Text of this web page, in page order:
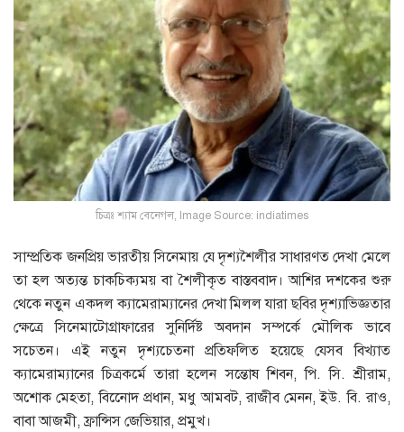
চিত্রঃ শ্যাম বেনেগল, Image Source: indiatimes
সাম্প্রতিক জনপ্রিয় ভারতীয় সিনেমায় যে দৃশ্যশৈলীর সাধারণত দেখা মেলে
তা হল অত্যন্ত চাকচিক্যময় বা শৈলীকৃত বাস্তববাদ। আশির দশকের শুরু
থেকে নতুন একদল ক্যামেরাম্যানের দেখা মিলল যারা ছবির দৃশ্যাভিজ্ঞতার
ক্ষেত্রে সিনেমাটোগ্রাফারের সুনির্দিষ্ট অবদান সম্পর্কে মৌলিক ভাবে
সচেতন। এই নতুন দৃশ্যচেতনা প্রতিফলিত হয়েছে যেসব বিখ্যাত
ক্যামেরাম্যানের চিত্রকর্মে তারা হলেন সন্তোষ শিবন, পি. সি. শ্রীরাম,
অশােক মেহতা, বিনোেদ প্রধান, মধু আমবট, রাজীব মেনন, ইউ. বি. রাও,
বাবা আজমী, ফ্রান্সিস জেভিয়ার, প্রমুখ।